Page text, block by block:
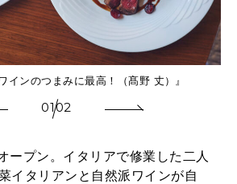
インのつまみに最高！（髙野 丈）』
0102
ープン。イタリアで修業した二人
イタリアンと自然派ワインが自